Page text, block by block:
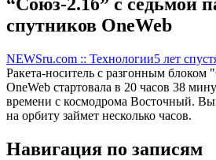
спутников OneWeb
NEWSru.com :: Технологии5 лет
Ракета-носитель с разгонным блоком
OneWeb стартовала в 20 часов 38
времени с космодрома Восточный.
на орбиту займет несколько часов.
Навигация по записям